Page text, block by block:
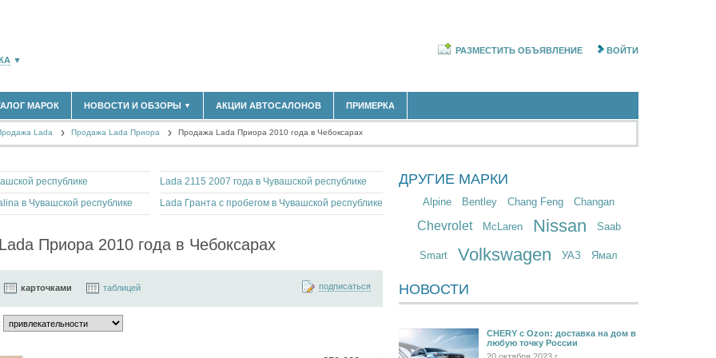
▼
(14298)
РАЗМЕСТИТЬ ОБЪЯВЛЕНИЕ ВОЙТИ
МАРОК НОВОСТИ И ОБЗОРЫ ▼
НОВОСТИ РЫНКА
МАТЕРИАЛЫ ПАРТНЕРОВ
ВЫСТАВКИ И АВТОСАЛОНЫ
АКЦИИ АВТОСАЛОНОВ ПРИМЕРКА
Lada Продажа Lada Приора Продажа Lada Приора 2010 года в Чебоксарах
республике
Lada 2115 2007 года в Чувашской республике
в Чувашской республике
Lada Гранта с пробегом в Чувашской республике
Приора 2010 года в Чебоксарах
карточками таблицей подписаться
ДРУГИЕ МАРКИ
Alpine Bentley Chang Feng Changan
Chevrolet McLaren Nissan Saab
Smart Volkswagen УАЗ Ямал
НОВОСТИ
CHERY c Ozon: доставка на дом в
любую точку России